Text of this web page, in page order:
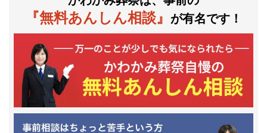
『無料あんしん相談』 が有名です！